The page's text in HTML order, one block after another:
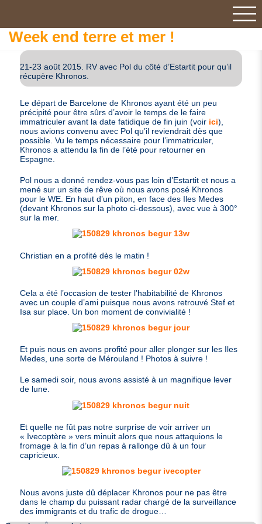
Week end terre et mer !
21-23 août 2015. RV avec Pol du côté d’Estartit pour qu’il
récupère Khronos.
Le départ de Barcelone de Khronos ayant été un peu
précipité pour être sûrs d’avoir le temps de le faire
immatriculer avant la date fatidique de fin juin (voir ici),
nous avions convenu avec Pol qu’il reviendrait dès que
possible. Vu le temps nécessaire pour l’immatriculer,
Khronos a attendu la fin de l’été pour retourner en
Espagne.
Pol nous a donné rendez-vous pas loin d’Estartit et nous a
mené sur un site de rêve où nous avons posé Khronos
pour leWE . En haut d’un piton, en face des Iles Medes
(devant Khronos sur la photo ci-dessous), avec vue à 300°
sur la mer.
Christian en a profité dès le matin !
Cela a été l’occasion de tester l’habitabilité de Khronos
avec un couple d’ami puisque nous avons retrouvé Stef et
Isa sur place. Un bon moment de convivialité !
Et puis nous en avons profité pour aller plonger sur les Iles
Medes, une sorte de Mérouland ! Photos à suivre !
Le samedi soir, nous avons assisté à un magnifique lever
de lune.
Et quelle ne fût pas notre surprise de voir arriver un
« Ivecoptère » vers minuit alors que nous attaquions le
fromage à la fin d’un repas à rallonge dû à un four
capricieux.
Nous avons juste dû déplacer Khronos pour ne pas être
dans le champ du puissant radar chargé de la surveillance
des immigrants et du trafic de drogue…